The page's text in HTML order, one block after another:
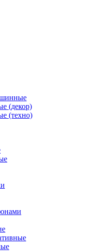
шинные
(декор)
(техно)